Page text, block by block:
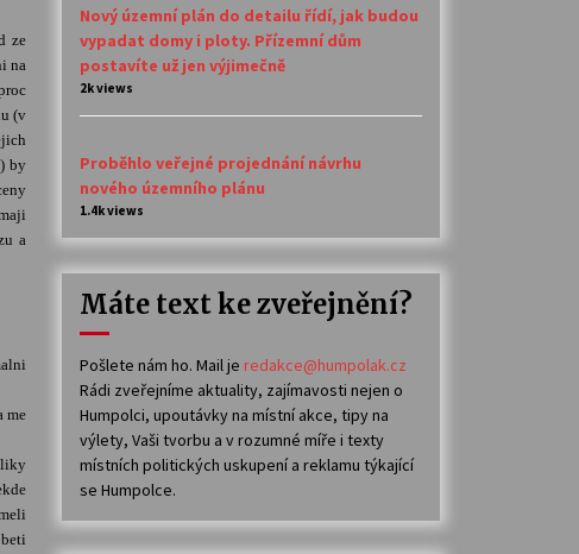
ze
na
(v
by
a
me
Nový územní plán do detailu řídí, jak budou
vypadat domy i ploty. Přízemní dům
postavíte už jen výjimečně
2k views
Proběhlo veřejné projednání návrhu
nového územního plánu
1.4k views
Máte text ke zveřejnění?
Pošlete nám ho. Mail je redakce@humpolak.cz
Rádi zveřejníme aktuality, zajímavosti nejen o
Humpolci, upoutávky na místní akce, tipy na
výlety, Vaši tvorbu a v rozumné míře i texty
místních politických uskupení a reklamu týkající
se Humpolce.